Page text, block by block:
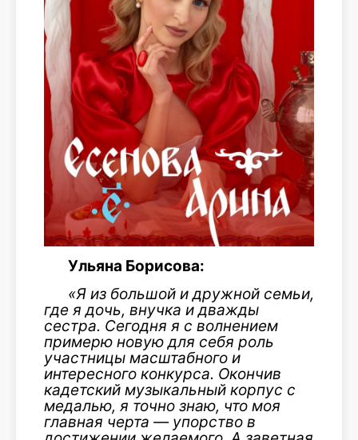
Ульяна Борисова:
«Я из большой и дружной семьи,
где я дочь, внучка и дважды
сестра. Сегодня я с волнением
примерю новую для себя роль
участницы масштабного и
интересного конкурса. Окончив
кадетский музыкальный корпус с
медалью, я точно знаю, что моя
главная черта — упорство в